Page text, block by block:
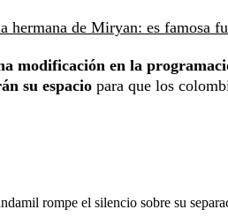
hermana de Miryan: es famosa
modificación en la
su espacio para que los
rompe el silencio sobre su